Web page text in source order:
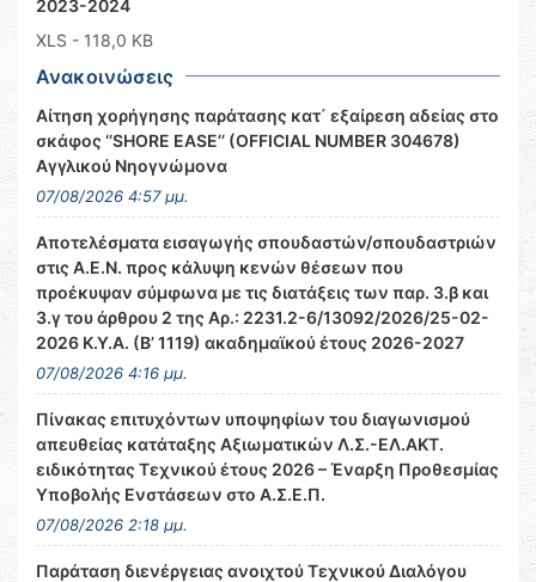
2023-2024
XLS - 118,0 KB
Ανακοινώσεις
Αίτηση χορήγησης παράτασης κατ΄ εξαίρεση αδείας στο
σκάφος ‘’SHORE EASE’’ (OFFICIAL NUMBER 304678)
Αγγλικού Νηογνώμονα
07/08/2026 4:57 μμ.
Αποτελέσματα εισαγωγής σπουδαστών/σπουδαστριών
στις Α.Ε.Ν. προς κάλυψη κενών θέσεων που
προέκυψαν σύμφωνα με τις διατάξεις των παρ. 3.β και
3.γ του άρθρου 2 της Αρ.: 2231.2-6/13092/2026/25-02-
2026 Κ.Υ.Α. (Β’ 1119) ακαδημαϊκού έτους 2026-2027
07/08/2026 4:16 μμ.
Πίνακας επιτυχόντων υποψηφίων του διαγωνισμού
απευθείας κατάταξης Αξιωματικών Λ.Σ.-ΕΛ.ΑΚΤ.
ειδικότητας Τεχνικού έτους 2026 – Έναρξη Προθεσμίας
Υποβολής Ενστάσεων στο Α.Σ.Ε.Π.
07/08/2026 2:18 μμ.
Παράταση διενέργειας ανοιχτού Τεχνικού Διαλόγου